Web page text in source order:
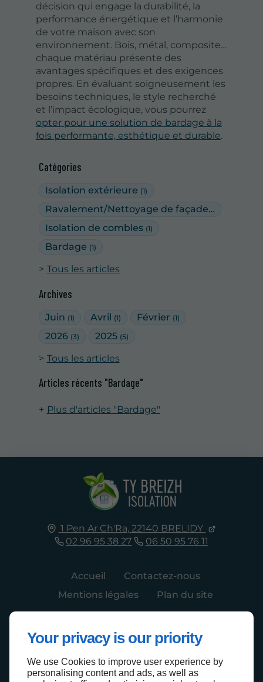
Your privacy is our priority
We use Cookies to improve user experience by
personalising content and ads, as well as
Catégories
Isolation extérieure (1)
Ravalement/Nettoyage de façades
Isolation de combles (1)
Bardage (1)
Tous les articles
Archives
Juin (1) Avril (1) Février (1)
2026 (3) 2025 (5)
Tous les articles
Articles récents "Bardage"
Plus d'articles "Bardage"
décision qui engage la durabilité, la
performance énergétique et l’harmonie
de votre maison avec son
environnement. Bois, métal, composite…
chaque matériau présente des
avantages spécifiques et des exigences
propres. En évaluant soigneusement les
besoins techniques, le style recherché
et l’impact écologique, vous pourrez
opter pour une solution de bardage à la
fois performante, esthétique et durable.
1 Pen Ar Ch'Ra, 22140 BRELIDY
02 96 95 38 27
06 50 95 76 11
Accueil
Contactez-nous
Mentions légales
Plan du site
Haut de page